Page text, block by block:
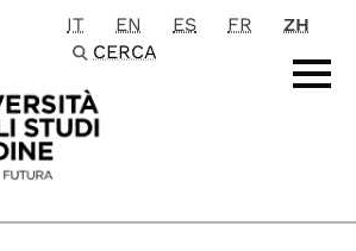
principale
IT EN ES FR
ZH
CERCA